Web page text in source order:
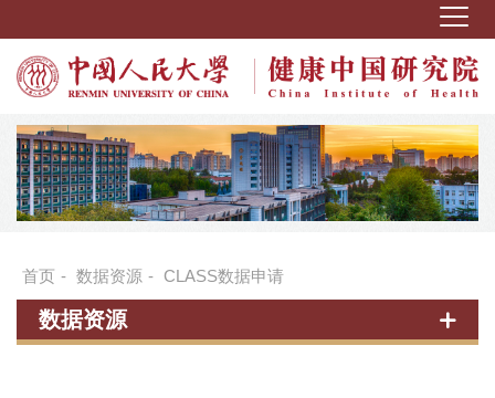
首页 - 数据资源 - CLASS数据申请
数据资源